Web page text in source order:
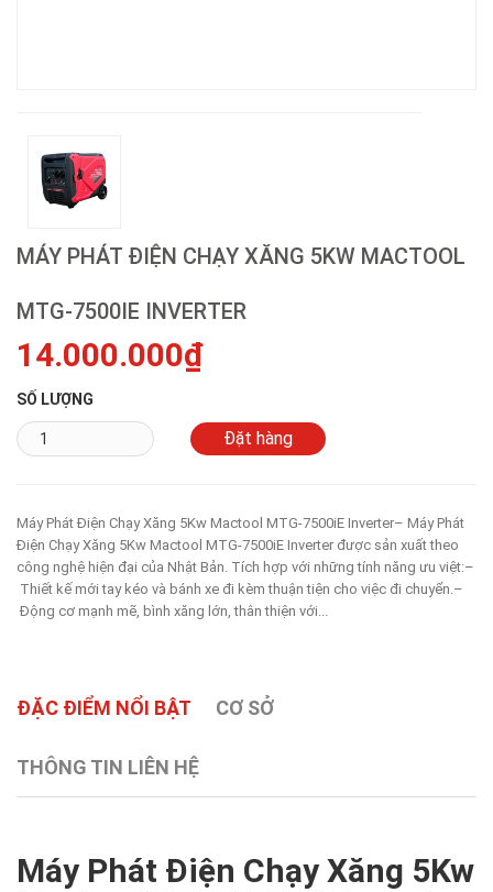
MÁY PHÁT ĐIỆN CHẠY XĂNG 5KW MACTOOL
MTG-7500IE INVERTER
14.000.000₫
SỐ LƯỢNG
Máy Phát Điện Chạy Xăng 5Kw Mactool MTG-7500iE Inverter– Máy Phát
Điện Chạy Xăng 5Kw Mactool MTG-7500iE Inverter được sản xuất theo
công nghệ hiện đại của Nhật Bản. Tích hợp với những tính năng ưu việt:–
Thiết kế mới tay kéo và bánh xe đi kèm thuận tiện cho việc đi chuyển.–
Động cơ mạnh mẽ, bình xăng lớn, thân thiện với...
ĐẶC ĐIỂM NỔI BẬT CƠ SỞ
THÔNG TIN LIÊN HỆ
Máy Phát Điện Chạy Xăng 5Kw